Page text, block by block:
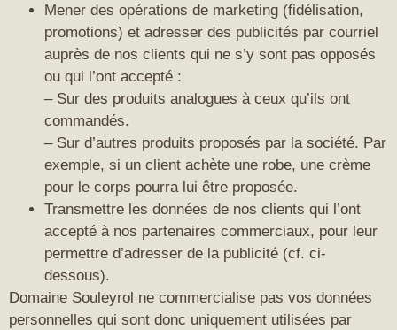
Mener des opérations de marketing (fidélisation,
promotions) et adresser des publicités par courriel
auprès de nos clients qui ne s’y sont pas opposés
ou qui l’ont accepté :
– Sur des produits analogues à ceux qu’ils ont
commandés.
– Sur d’autres produits proposés par la société. Par
exemple, si un client achète une robe, une crème
pour le corps pourra lui être proposée.
Transmettre les données de nos clients qui l’ont
accepté à nos partenaires commerciaux, pour leur
permettre d’adresser de la publicité (cf. ci-
dessous).
Domaine Souleyrol ne commercialise pas vos données
personnelles qui sont donc uniquement utilisées par